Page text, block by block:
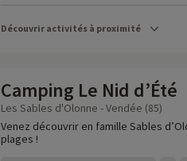
Découvrir activités à proximité
Camping Le Nid d’Été
Les Sables d'Olonne - Vendée (85)
Venez découvrir en famille Sables
plages !